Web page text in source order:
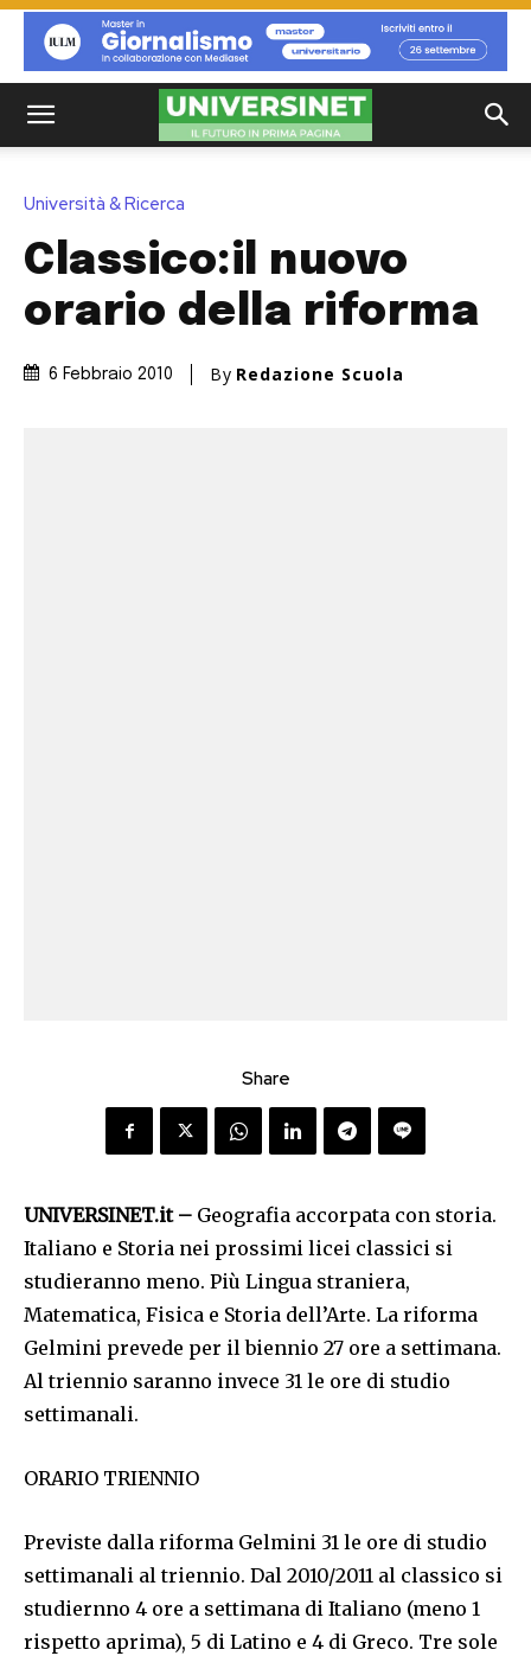
Università & Ricerca
Classico:il nuovo
orario della riforma
6 Febbraio 2010 By Redazione Scuola
Share
UNIVERSINET.it – Geografia accorpata con storia.
Italiano e Storia nei prossimi licei classici si
studieranno meno. Più Lingua straniera,
Matematica, Fisica e Storia dell’Arte. La riforma
Gelmini prevede per il biennio 27 ore a settimana.
Al triennio saranno invece 31 le ore di studio
settimanali.
ORARIO TRIENNIO
Previste dalla riforma Gelmini 31 le ore di studio
settimanali al triennio. Dal 2010/2011 al classico si
studiernno 4 ore a settimana di Italiano (meno 1
rispetto aprima), 5 di Latino e 4 di Greco. Tre sole